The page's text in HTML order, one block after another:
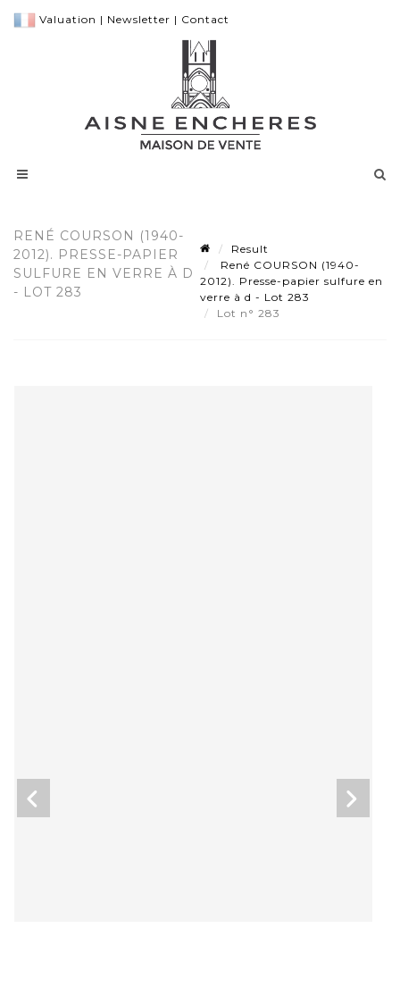
Valuation | Newsletter | Contact
RENÉ COURSON (1940-
2012). PRESSE-PAPIER
SULFURE EN VERRE À D
- LOT 283
Result
René COURSON (1940-
2012). Presse-papier sulfure en
verre à d - Lot 283
Lot n° 283